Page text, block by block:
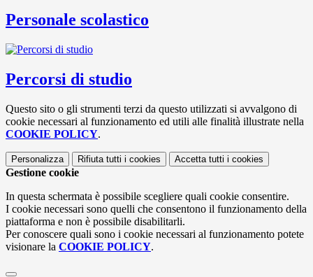
Personale scolastico
Percorsi di studio
Questo sito o gli strumenti terzi da questo utilizzati si avvalgono di
cookie necessari al funzionamento ed utili alle finalità illustrate nella
COOKIE POLICY.
Personalizza Rifiuta tutti i cookies Accetta tutti i cookies
Gestione cookie
In questa schermata è possibile scegliere quali cookie consentire.
I cookie necessari sono quelli che consentono il funzionamento della
piattaforma e non è possibile disabilitarli.
Per conoscere quali sono i cookie necessari al funzionamento potete
visionare la COOKIE POLICY.